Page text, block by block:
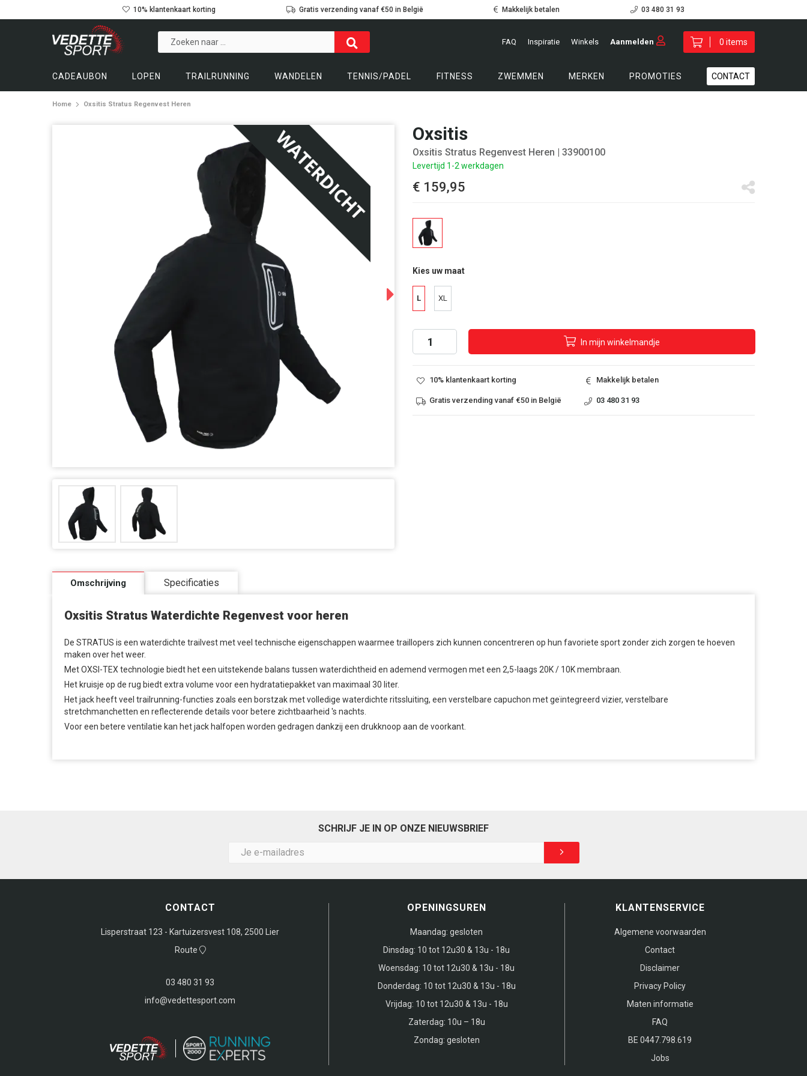
10% klantenkaart korting Gratis verzending vanaf €50 in België Makkelijk betalen 03 480 31 93
FAQ Inspiratie Winkels Aanmelden 0 items
CADEAUBON LOPEN TRAILRUNNING WANDELEN TENNIS/PADEL FITNESS ZWEMMEN MERKEN PROMOTIES CONTACT
Home Oxsitis Stratus Regenvest Heren
Oxsitis
Oxsitis Stratus Regenvest Heren | 33900100
Levertijd 1-2 werkdagen
€ 159,95
Kies uw maat
L XL
In mijn winkelmandje
10% klantenkaart korting
Gratis verzending vanaf €50 in België
Makkelijk betalen
03 480 31 93
Omschrijving Specificaties
Oxsitis Stratus Waterdichte Regenvest voor heren
De STRATUS is een waterdichte trailvest met veel technische eigenschappen waarmee traillopers zich kunnen concentreren op hun favoriete sport zonder zich zorgen te hoeven
maken over het weer.
Met OXSI-TEX technologie biedt het een uitstekende balans tussen waterdichtheid en ademend vermogen met een 2,5-laags 20K / 10K membraan.
Het kruisje op de rug biedt extra volume voor een hydratatiepakket van maximaal 30 liter.
Het jack heeft veel trailrunning-functies zoals een borstzak met volledige waterdichte ritssluiting, een verstelbare capuchon met geïntegreerd vizier, verstelbare
stretchmanchetten en reflecterende details voor betere zichtbaarheid 's nachts.
Voor een betere ventilatie kan het jack halfopen worden gedragen dankzij een drukknoop aan de voorkant.
SCHRIJF JE IN OP ONZE NIEUWSBRIEF
CONTACT
Lisperstraat 123 - Kartuizersvest 108, 2500 Lier
Route
03 480 31 93
info@vedettesport.com
OPENINGSUREN
Maandag: gesloten
Dinsdag: 10 tot 12u30 & 13u - 18u
Woensdag: 10 tot 12u30 & 13u - 18u
Donderdag: 10 tot 12u30 & 13u - 18u
Vrijdag: 10 tot 12u30 & 13u - 18u
Zaterdag: 10u – 18u
Zondag: gesloten
KLANTENSERVICE
Algemene voorwaarden
Contact
Disclaimer
Privacy Policy
Maten informatie
FAQ
BE 0447.798.619
Jobs